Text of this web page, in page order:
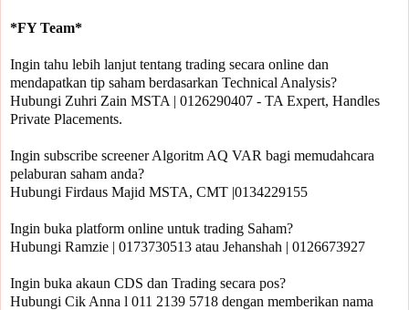
Ingin tahu lebih lanjut tentang trading secara online dan
mendapatkan tip saham berdasarkan Technical Analysis?
Hubungi Zuhri Zain MSTA | 0126290407 - TA Expert, Handles
Private Placements.
Ingin subscribe screener Algoritm AQ VAR bagi memudahcara
pelaburan saham anda?
Hubungi Firdaus Majid MSTA, CMT |0134229155
Ingin buka platform online untuk trading Saham?
Hubungi Ramzie | 0173730513 atau Jehanshah | 0126673927
Ingin buka akaun CDS dan Trading secara pos?
Hubungi Cik Anna l 011 2139 5718 dengan memberikan nama